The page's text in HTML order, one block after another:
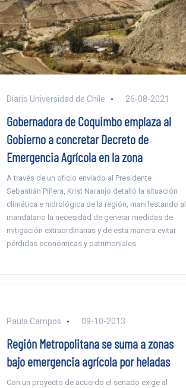
Diario Universidad de Chile 26-08-2021
Gobernadora de Coquimbo emplaza al
Gobierno a concretar Decreto de
Emergencia Agrícola en la zona
A través de un oficio enviado al Presidente
Sebastián Piñera, Krist Naranjo detalló la situación
climática e hidrológica de la región, manifestando al
mandatario la necesidad de generar medidas de
mitigación extraordinarias y de esta manera evitar
pérdidas económicas y patrimoniales.
Paula Campos 09-10-2013
Región Metropolitana se suma a zonas
bajo emergencia agrícola por heladas
Con un proyecto de acuerdo el senado exige al